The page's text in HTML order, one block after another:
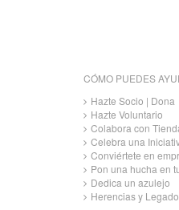
CÓMO PUEDES
Hazte Socio | Dona
Hazte Voluntario
Colabora con
Celebra una
Conviértete en
Pon una hucha en
Dedica un azulejo
Herencias y